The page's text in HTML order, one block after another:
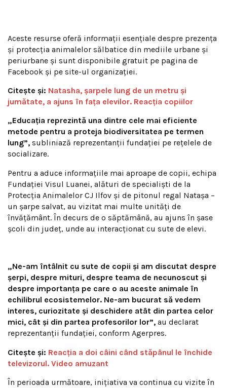
Aceste resurse oferă informații esențiale despre prezența
și protecția animalelor sălbatice din mediile urbane și
periurbane și sunt disponibile gratuit pe pagina de
Facebook și pe site-ul organizației.
Citește și: Natasha, șarpele lung de un metru și
jumătate, a ajuns în fața elevilor. Reacția copiilor
„Educația reprezintă una dintre cele mai eficiente
metode pentru a proteja biodiversitatea pe termen
lung”, subliniază reprezentanții fundației pe rețelele de
socializare.
Pentru a aduce informațiile mai aproape de copii, echipa
Fundației Visul Luanei, alături de specialiști de la
Protecția Animalelor CJ Ilfov și de pitonul regal Natașa –
un șarpe salvat, au vizitat mai multe unități de
învățământ. În decurs de o săptămână, au ajuns în șase
școli din județ, unde au interacționat cu sute de elevi.
„Ne-am întâlnit cu sute de copii şi am discutat despre
şerpi, despre mituri, despre teama de necunoscut şi
despre importanţa pe care o au aceste animale în
echilibrul ecosistemelor. Ne-am bucurat să vedem
interes, curiozitate şi deschidere atât din partea celor
mici, cât şi din partea profesorilor lor”, au declarat
reprezentanții fundației, conform Agerpres.
Citește și: Reacția a doi câini când stăpânul le închide
televizorul. Video amuzant
În perioada următoare, inițiativa va continua cu vizite în